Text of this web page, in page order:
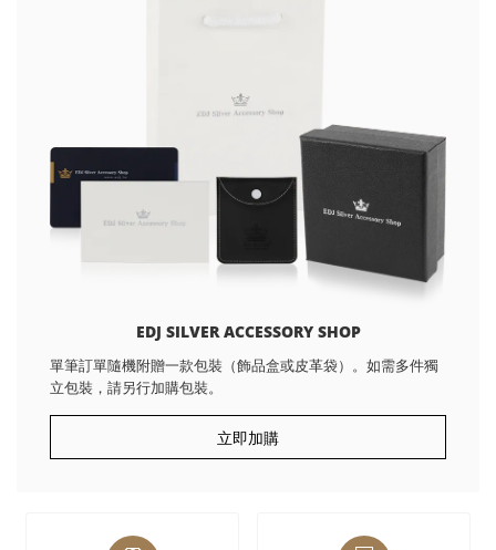
EDJ SILVER ACCESSORY SHOP
單筆訂單隨機附贈一款包裝（飾品盒或皮革袋）。如需多件獨
立包裝，請另行加購包裝。
立即加購